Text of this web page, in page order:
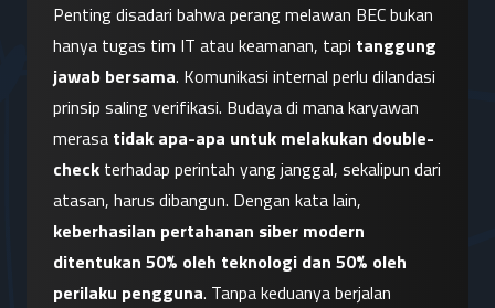
Penting disadari bahwa perang melawan BEC bukan
hanya tugas tim IT atau keamanan, tapi tanggung
jawab bersama. Komunikasi internal perlu dilandasi
prinsip saling verifikasi. Budaya di mana karyawan
merasa tidak apa-apa untuk melakukan double-
check terhadap perintah yang janggal, sekalipun dari
keberhasilan pertahanan siber modern
ditentukan 50% oleh teknologi dan 50% oleh
perilaku pengguna. Tanpa keduanya berjalan